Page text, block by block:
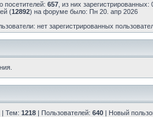
посетителей: 657 , из них
(12892) на форуме было: Пн 20. апр 2026
нет зарегистрированных
| Тем: 1218 | Пользователей: 640 | Новый